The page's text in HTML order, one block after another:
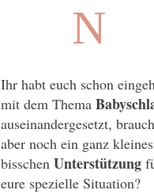
N
Ihr habt euch schon
mit dem Thema
auseinandergesetzt,
aber noch ein ganz kleines
bisschen Unterstützung
eure spezielle Situation?